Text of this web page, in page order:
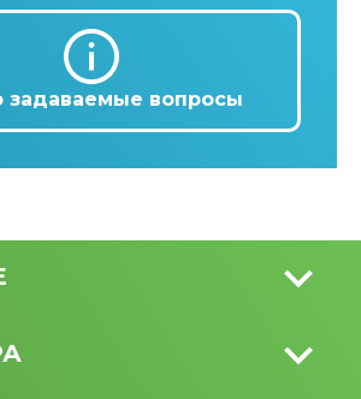
задаваемые вопросы